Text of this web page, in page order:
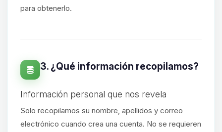
para obtenerlo.
3. ¿Qué información recopilamos?
Información personal que nos revela
Solo recopilamos su nombre, apellidos y correo
electrónico cuando crea una cuenta. No se requieren